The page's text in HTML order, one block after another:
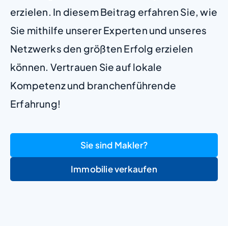
erzielen. In diesem Beitrag erfahren Sie, wie
Sie mithilfe unserer Experten und unseres
Netzwerks den größten Erfolg erzielen
können. Vertrauen Sie auf lokale
Kompetenz und branchenführende
Erfahrung!
Sie sind Makler?
Immobilie verkaufen